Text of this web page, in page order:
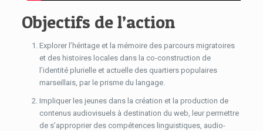
Objectifs de l’action
Explorer l’héritage et la mémoire des parcours migratoires
et des histoires locales dans la co-construction de
l’identité plurielle et actuelle des quartiers populaires
marseillais, par le prisme du langage.
Impliquer les jeunes dans la création et la production de
contenus audiovisuels à destination du web, leur permettre
de s’approprier des compétences linguistiques, audio-